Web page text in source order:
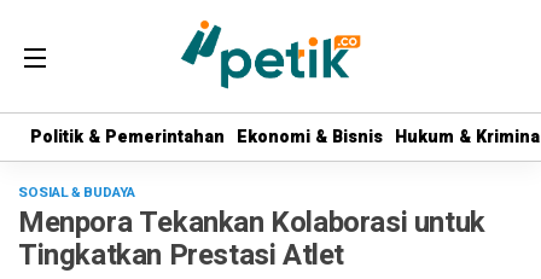
Politik & Pemerintahan Ekonomi & Bisnis Hukum &
Politik & Pemerintahan Ekonomi & Bisnis Hukum &
SOSIAL & BUDAYA
Menpora Tekankan Kolaborasi untuk
Tingkatkan Prestasi Atlet